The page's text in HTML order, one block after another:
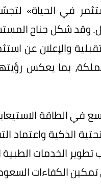
في الحياة» لتجسّد
وقد شكل جناح
بما يعكس
في الطاقة
الذكية واعتماد
الخدمات
الكفاءات